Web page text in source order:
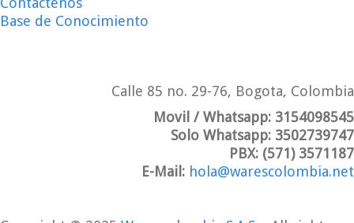
Base de Conocimiento
Calle 85 no. 29-76, Bogota, Colombia
Movil / Whatsapp: 3154098545
Solo Whatsapp: 3502739747
PBX: (571) 3571187
E-Mail: hola@warescolombia.net